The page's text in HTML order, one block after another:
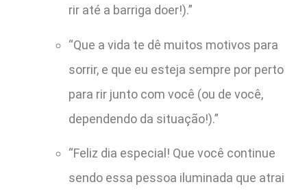
rir até a barriga doer!).”
“Que a vida te dê muitos motivos para
sorrir, e que eu esteja sempre por perto
para rir junto com você (ou de você,
dependendo da situação!).”
“Feliz dia especial! Que você continue
sendo essa pessoa iluminada que atrai